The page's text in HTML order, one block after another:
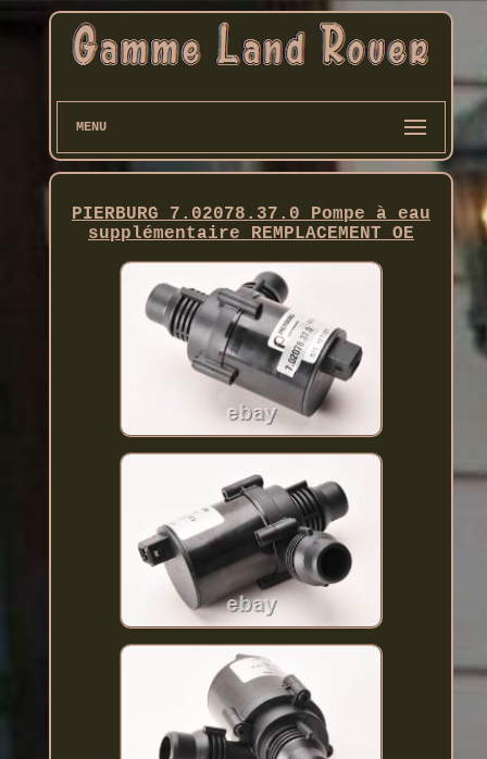
MENU
PIERBURG 7.02078.37.0 Pompe à eau
supplémentaire REMPLACEMENT OE